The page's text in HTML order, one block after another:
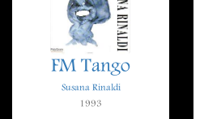
FM Tango
Susana Rinaldi
1993